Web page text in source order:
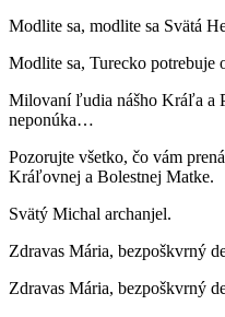
Modlite sa, modlite sa Svätá
Modlite sa, Turecko potrebuje
Milovaní ľudia nášho Kráľa a
neponúka…
Pozorujte všetko, čo vám
Kráľovnej a Bolestnej Matke.
Svätý Michal archanjel.
Zdravas Mária, bezpoškvrný
Zdravas Mária, bezpoškvrný